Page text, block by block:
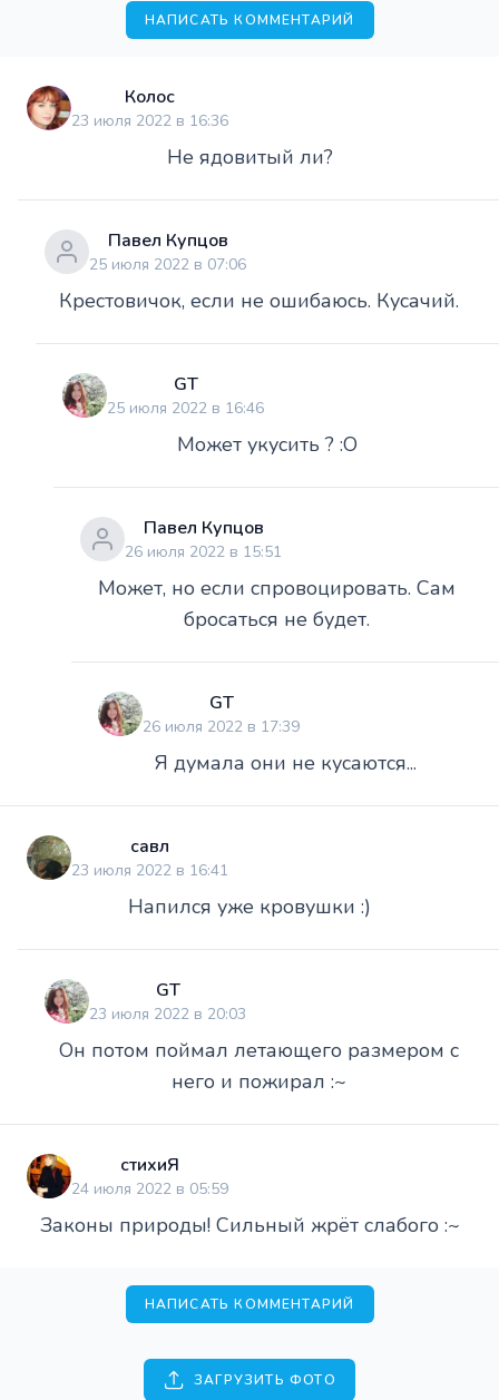
НАПИСАТЬ КОММЕНТАРИЙ
Колос
23 июля 2022 в 16:36
Не ядовитый ли?
Павел Купцов
25 июля 2022 в 07:06
Крестовичок, если не ошибаюсь. Кусачий.
GT
25 июля 2022 в 16:46
Может укусить ? :O
Павел Купцов
26 июля 2022 в 15:51
Может, но если спровоцировать. Сам
бросаться не будет.
GT
26 июля 2022 в 17:39
Я думала они не кусаются...
савл
23 июля 2022 в 16:41
Напился уже кровушки :)
GT
23 июля 2022 в 20:03
Он потом поймал летающего размером с
него и пожирал :~
стихиЯ
24 июля 2022 в 05:59
Законы природы! Сильный жрёт слабого :~
НАПИСАТЬ КОММЕНТАРИЙ
ЗАГРУЗИТЬ ФОТО